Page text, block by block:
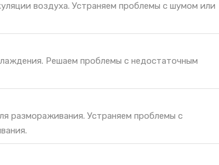
воздуха. Устраняем проблемы с шумом или
Решаем проблемы с недостаточным
размораживания. Устраняем проблемы с